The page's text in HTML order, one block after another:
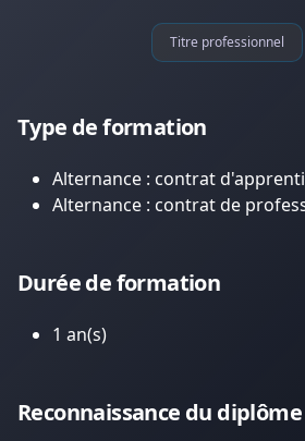
Titre professionnel
Type de formation
Alternance : contrat
Alternance : contrat de
Durée de formation
1 an(s)
Reconnaissance du diplôme